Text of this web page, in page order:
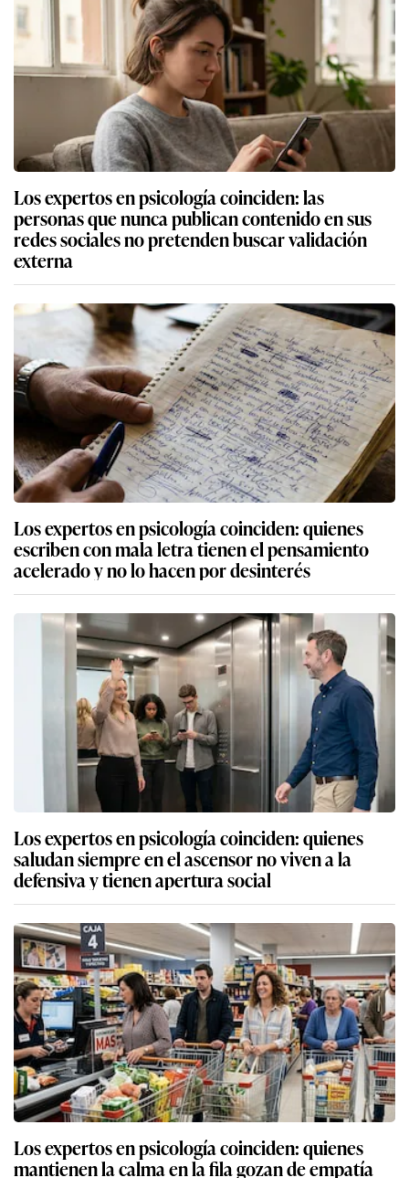
Los expertos en psicología coinciden: las
personas que nunca publican contenido en sus
redes sociales no pretenden buscar validación
externa
Los expertos en psicología coinciden: quienes
escriben con mala letra tienen el pensamiento
acelerado y no lo hacen por desinterés
Los expertos en psicología coinciden: quienes
saludan siempre en el ascensor no viven a la
defensiva y tienen apertura social
Los expertos en psicología coinciden: quienes
mantienen la calma en la fila gozan de empatía